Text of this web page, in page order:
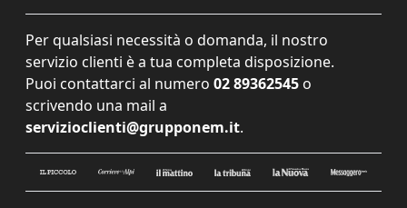
Per qualsiasi necessità o domanda, il nostro
servizio clienti è a tua completa disposizione.
Puoi contattarci al numero 02 89362545 o
scrivendo una mail a
servizioclienti@grupponem.it.